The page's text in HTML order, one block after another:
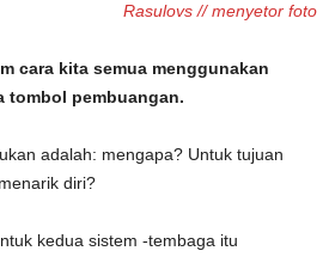
Rasulovs // menyetor foto
cara kita semua menggunakan
tombol pembuangan.
adalah: mengapa? Untuk tujuan
diri?
kedua sistem -tembaga itu